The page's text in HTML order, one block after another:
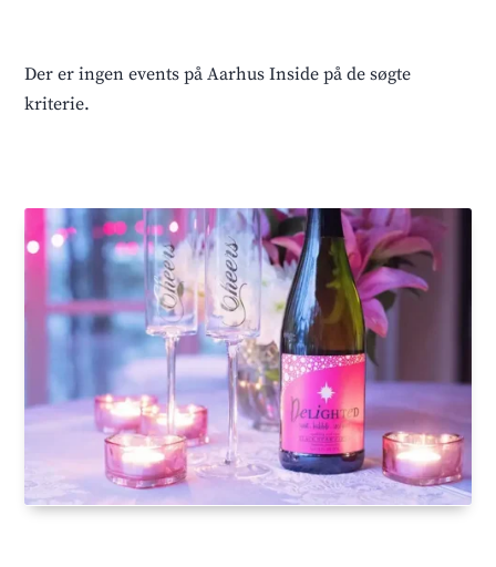
Der er ingen events på Aarhus Inside på de søgte
kriterie.